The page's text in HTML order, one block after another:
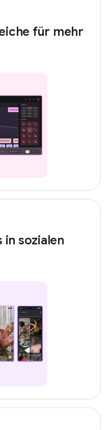
für mehr
in sozialen